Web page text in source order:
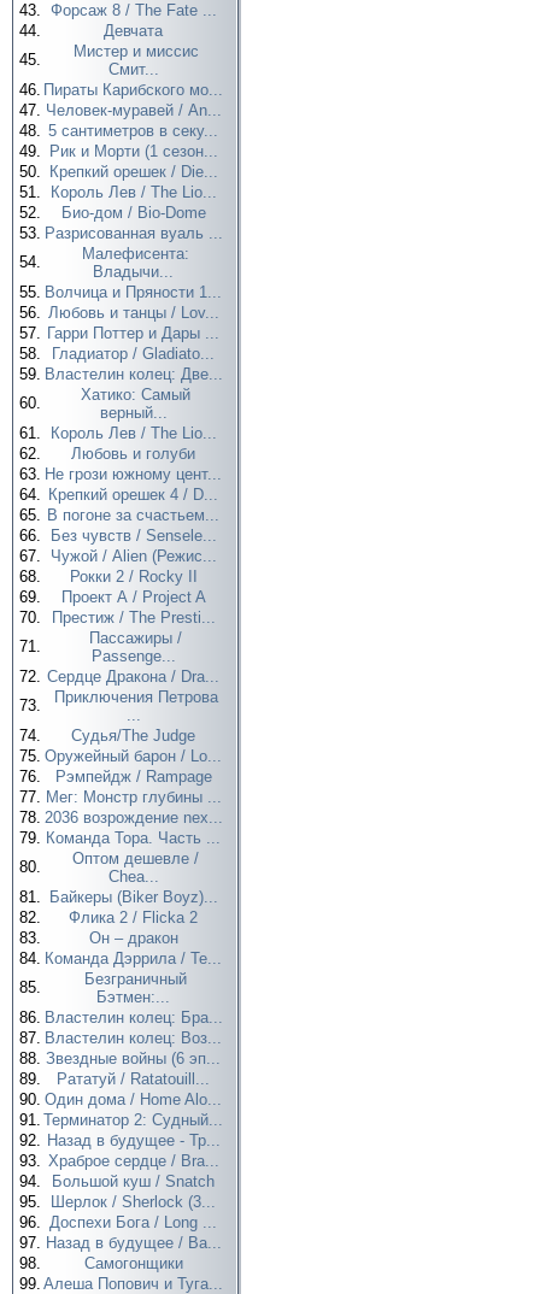
43. Форсаж 8 / The Fate ...
44.
Девчата
45.
Мистер и миссис
Смит...
46. Пираты Карибского мо...
47. Человек-муравей / An...
48. 5 сантиметров в секу...
49.
Рик и Морти (1 сезон...
50.
Крепкий орешек / Die...
51.
Король Лев / The Lio...
52.
Био-дом / Bio-Dome
53. Разрисованная вуаль ...
54.
Малефисента:
Владычи...
55. Волчица и Пряности 1...
56. Любовь и танцы / Lov...
57. Гарри Поттер и Дары ...
58.
Гладиатор / Gladiato...
59. Властелин колец: Две...
60.
Хатико: Самый
верный...
61.
Король Лев / The Lio...
62.
Любовь и голуби
63. Не грози южному цент...
64. Крепкий орешек 4 / D...
65. В погоне за счастьем...
66.
Без чувств / Sensele...
67.
Чужой / Alien (Режис...
68.
Рокки 2 / Rocky II
69.
Проект А / Project A
70.
Престиж / The Presti...
71.
Пассажиры /
Passenge...
72. Сердце Дракона / Dra...
73.
Приключения Петрова
...
74.
Судья/The Judge
75. Оружейный барон / Lo...
76.
Рэмпейдж / Rampage
77. Мег: Монстр глубины ...
78. 2036 возрождение nex...
79. Команда Тора. Часть ...
80.
Оптом дешевле /
Chea...
81.
Байкеры (Biker Boyz)...
82.
Флика 2 / Flicka 2
83.
Он – дракон
84. Команда Дэррила / Te...
85.
Безграничный
Бэтмен:...
86. Властелин колец: Бра...
87. Властелин колец: Воз...
88. Звездные войны (6 эп...
89.
Рататуй / Ratatouill...
90. Один дома / Home Alo...
91. Терминатор 2: Судный...
92. Назад в будущее - Тр...
93. Храброе сердце / Bra...
94.
Большой куш / Snatch
95.
Шерлок / Sherlock (3...
96. Доспехи Бога / Long ...
97. Назад в будущее / Ba...
98.
Самогонщики
99. Алеша Попович и Туга...